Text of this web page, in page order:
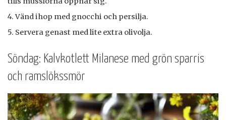
Vänd ihop med gnocchi och persilja.
Servera genast med lite extra olivolja.
Söndag: Kalvkotlett Milanese med grön sparris
och ramslökssmör